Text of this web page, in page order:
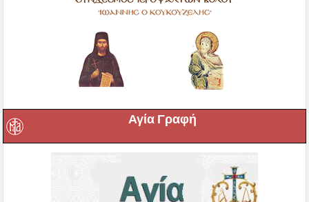
Αγία Γραφή